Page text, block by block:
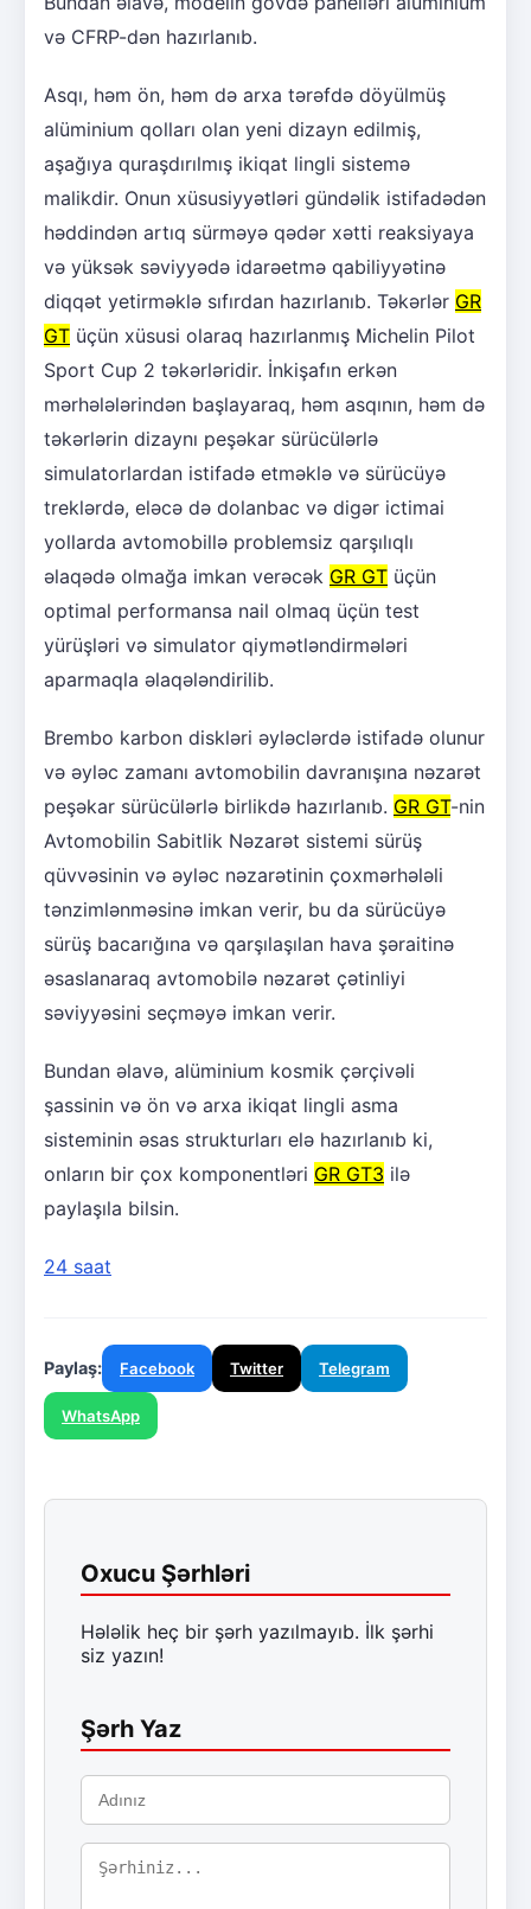
və CFRP-dən hazırlanıb.
Asqı, həm ön, həm də arxa tərəfdə döyülmüş
alüminium qolları olan yeni dizayn edilmiş,
aşağıya quraşdırılmış ikiqat lingli sistemə
malikdir. Onun xüsusiyyətləri gündəlik istifadədən
həddindən artıq sürməyə qədər xətti reaksiyaya
və yüksək səviyyədə idarəetmə qabiliyyətinə
diqqət yetirməklə sıfırdan hazırlanıb. Təkərlər GR
GT üçün xüsusi olaraq hazırlanmış Michelin Pilot
Sport Cup 2 təkərləridir. İnkişafın erkən
mərhələlərindən başlayaraq, həm asqının, həm də
təkərlərin dizaynı peşəkar sürücülərlə
simulatorlardan istifadə etməklə və sürücüyə
treklərdə, eləcə də dolanbac və digər ictimai
yollarda avtomobillə problemsiz qarşılıqlı
əlaqədə olmağa imkan verəcək GR GT üçün
optimal performansa nail olmaq üçün test
yürüşləri və simulator qiymətləndirmələri
aparmaqla əlaqələndirilib.
Brembo karbon diskləri əyləclərdə istifadə olunur
və əyləc zamanı avtomobilin davranışına nəzarət
peşəkar sürücülərlə birlikdə hazırlanıb. GR GT-nin
Avtomobilin Sabitlik Nəzarət sistemi sürüş
qüvvəsinin və əyləc nəzarətinin çoxmərhələli
tənzimlənməsinə imkan verir, bu da sürücüyə
sürüş bacarığına və qarşılaşılan hava şəraitinə
əsaslanaraq avtomobilə nəzarət çətinliyi
səviyyəsini seçməyə imkan verir.
Bundan əlavə, alüminium kosmik çərçivəli
şassinin və ön və arxa ikiqat lingli asma
sisteminin əsas strukturları elə hazırlanıb ki,
onların bir çox komponentləri GR GT3 ilə
paylaşıla bilsin.
24 saat
Paylaş: Facebook Twitter Telegram
WhatsApp
Oxucu Şərhləri
Hələlik heç bir şərh yazılmayıb. İlk şərhi
siz yazın!
Şərh Yaz